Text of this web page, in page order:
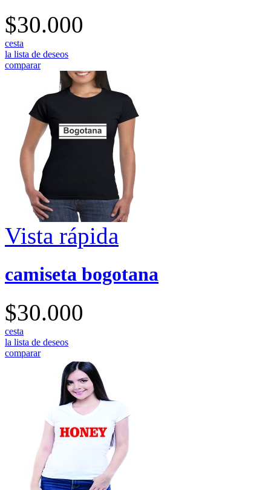
$30.000
cesta
la lista de deseos
comparar
Vista rápida
camiseta bogotana
$30.000
cesta
la lista de deseos
comparar